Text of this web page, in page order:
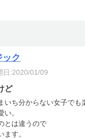
ク
日:2020/01/09
ど
いち分からない女子でも
。
とは違うので
す。